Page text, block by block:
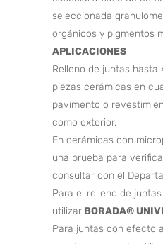
seleccionada
orgánicos y pigmentos
APLICACIONES
Relleno de juntas
piezas cerámicas en
pavimento o
como exterior.
En cerámicas con
una prueba para
consultar con el
Para el relleno de
utilizar BORADA®
Para juntas con efecto